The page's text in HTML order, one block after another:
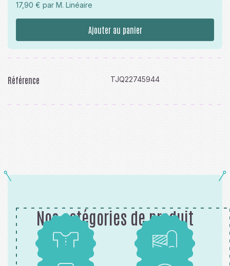
17,90 € par M. Linéaire
Ajouter au panier
Référence TJQ22745944
Nos catégories de produit
Patrons Tissus